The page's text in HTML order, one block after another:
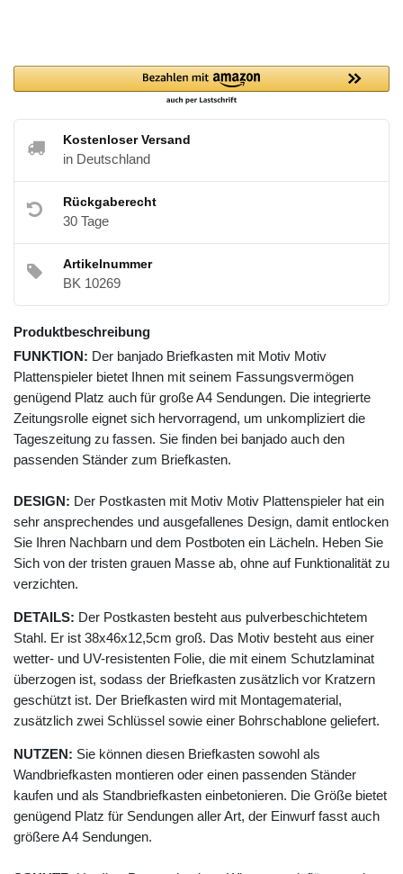
Kostenloser Versand
in Deutschland
Rückgaberecht
30 Tage
Artikelnummer
BK 10269
Produktbeschreibung
FUNKTION: Der banjado Briefkasten mit Motiv Motiv
Plattenspieler bietet Ihnen mit seinem Fassungsvermögen
genügend Platz auch für große A4 Sendungen. Die integrierte
Zeitungsrolle eignet sich hervorragend, um unkompliziert die
Tageszeitung zu fassen. Sie finden bei banjado auch den
passenden Ständer zum Briefkasten.
DESIGN: Der Postkasten mit Motiv Motiv Plattenspieler hat ein
sehr ansprechendes und ausgefallenes Design, damit entlocken
Sie Ihren Nachbarn und dem Postboten ein Lächeln. Heben Sie
Sich von der tristen grauen Masse ab, ohne auf Funktionalität zu
verzichten.
DETAILS: Der Postkasten besteht aus pulverbeschichtetem
Stahl. Er ist 38x46x12,5cm groß. Das Motiv besteht aus einer
wetter- und UV-resistenten Folie, die mit einem Schutzlaminat
überzogen ist, sodass der Briefkasten zusätzlich vor Kratzern
geschützt ist. Der Briefkasten wird mit Montagematerial,
zusätzlich zwei Schlüssel sowie einer Bohrschablone geliefert.
NUTZEN: Sie können diesen Briefkasten sowohl als
Wandbriefkasten montieren oder einen passenden Ständer
kaufen und als Standbriefkasten einbetonieren. Die Größe bietet
genügend Platz für Sendungen aller Art, der Einwurf fasst auch
größere A4 Sendungen.